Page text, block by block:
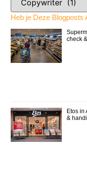
Heb je Deze Blogposts
check
Etos in
&